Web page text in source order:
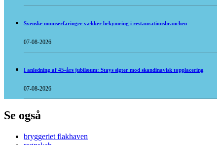
Svenske momserfaringer vækker bekymring i restaurationsbranchen
07-08-2026
I anledning af 45-års jubilæum: Stays sigter mod skandinavisk topplacering
07-08-2026
Se også
bryggeriet flakhaven